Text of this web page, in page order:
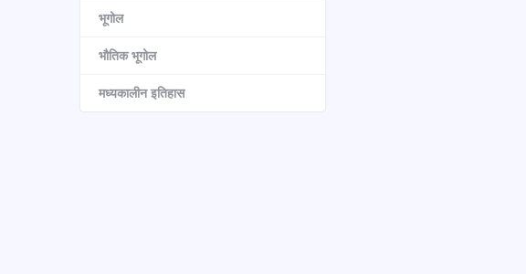
भूगोल
भौतिक भूगोल
मध्यकालीन इतिहास